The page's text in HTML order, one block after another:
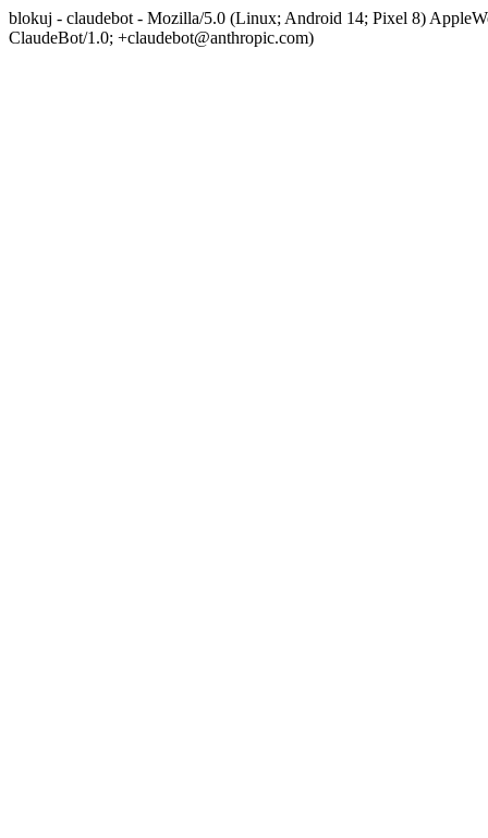
blokuj - claudebot - Mozilla/5.0 (Linux; Android 14; Pixel 8)
ClaudeBot/1.0; +claudebot@anthropic.com)